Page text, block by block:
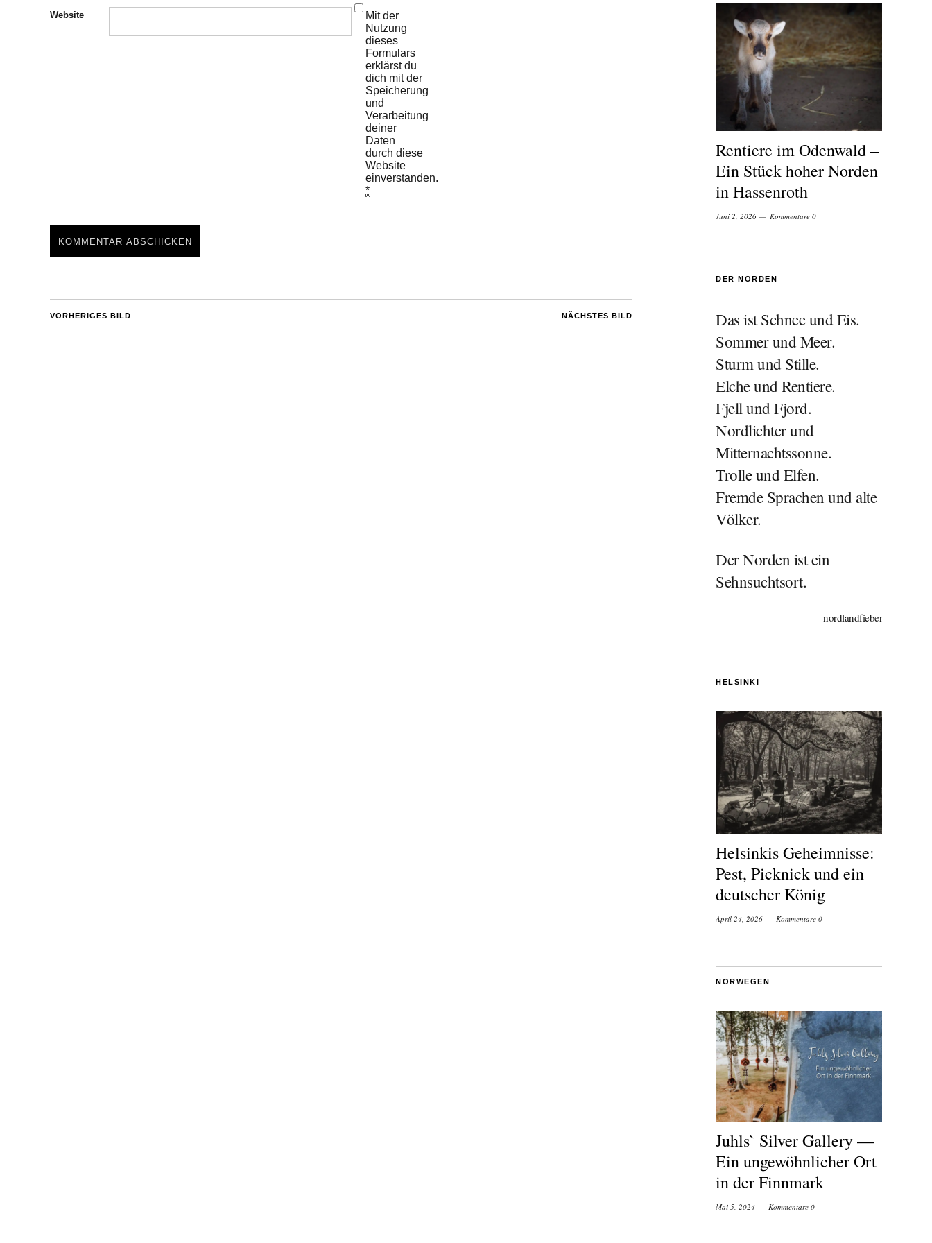
Website
Mit der
Nutzung
dieses
Formulars
erklärst du
dich mit der
Speicherung
und
Verarbeitung
deiner
Daten
durch diese
Website
einverstanden.
*
NÄCHSTES BILD
VORHERIGES BILD
Rentiere im Odenwald –
Ein Stück hoher Norden
in Hassenroth
Juni 2, 2026 Kommentare 0
DER NORDEN
Das ist Schnee und Eis.
Sommer und Meer.
Sturm und Stille.
Elche und Rentiere.
Fjell und Fjord.
Nordlichter und
Mitternachtssonne.
Trolle und Elfen.
Fremde Sprachen und alte
Völker.
Der Norden ist ein
Sehnsuchtsort.
nordlandfieber
HELSINKI
Helsinkis Geheimnisse:
Pest, Picknick und ein
deutscher König
April 24, 2026 Kommentare 0
NORWEGEN
Juhls` Silver Gallery —
Ein ungewöhnlicher Ort
in der Finnmark
Mai 5, 2024 Kommentare 0